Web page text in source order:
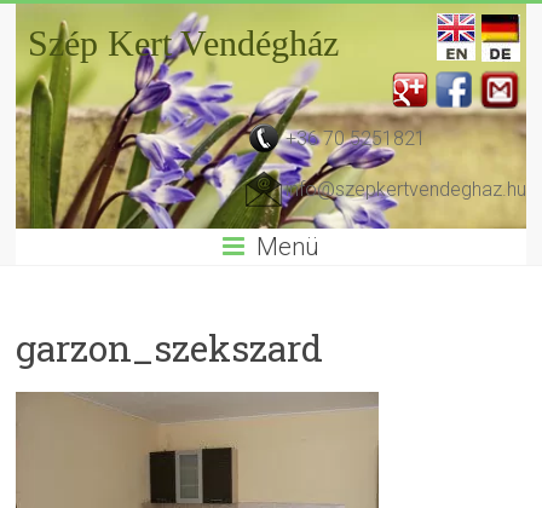
Szép Kert Vendégház
+36 70 5251821
info@szepkertvendeghaz.hu
Menü
garzon_szekszard